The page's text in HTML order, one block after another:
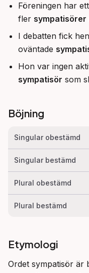
Föreningen har
fler sympatisörer
I debatten fick
oväntade
Hon var ingen
sympatisör som
Böjning
Singular obestämd
Singular bestämd
Plural obestämd
Plural bestämd
Etymologi
Ordet sympatisör är